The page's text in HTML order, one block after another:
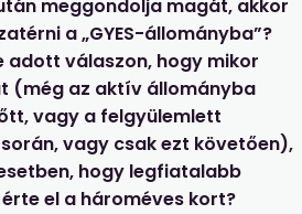
meggondolja magát, akkor
a „GYES-állományba”?
adott válaszon, hogy mikor
(még az aktív állományba
vagy a felgyülemlett
vagy csak ezt követően),
hogy legfiatalabb
el a hároméves kort?